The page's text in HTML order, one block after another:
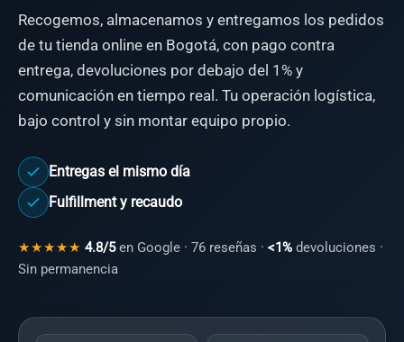
Recogemos, almacenamos y entregamos los pedidos
de tu tienda online en Bogotá, con pago contra
entrega, devoluciones por debajo del 1% y
comunicación en tiempo real. Tu operación logística,
bajo control y sin montar equipo propio.
Entregas el mismo día
Fulfillment y recaudo
★★★★★ 4.8/5en Google · 76 reseñas · <1% devoluciones ·
Sin permanencia